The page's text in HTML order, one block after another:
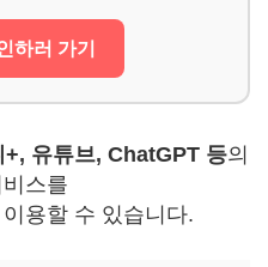
하러 가기
+, 유튜브, ChatGPT 등의
스를
용할 수 있습니다.